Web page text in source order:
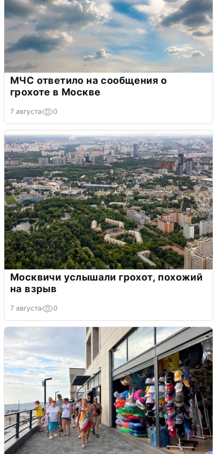
МЧС ответило на сообщения о
грохоте в Москве
7 августа 0
Москвичи услышали грохот, похожий
на взрыв
7 августа 0